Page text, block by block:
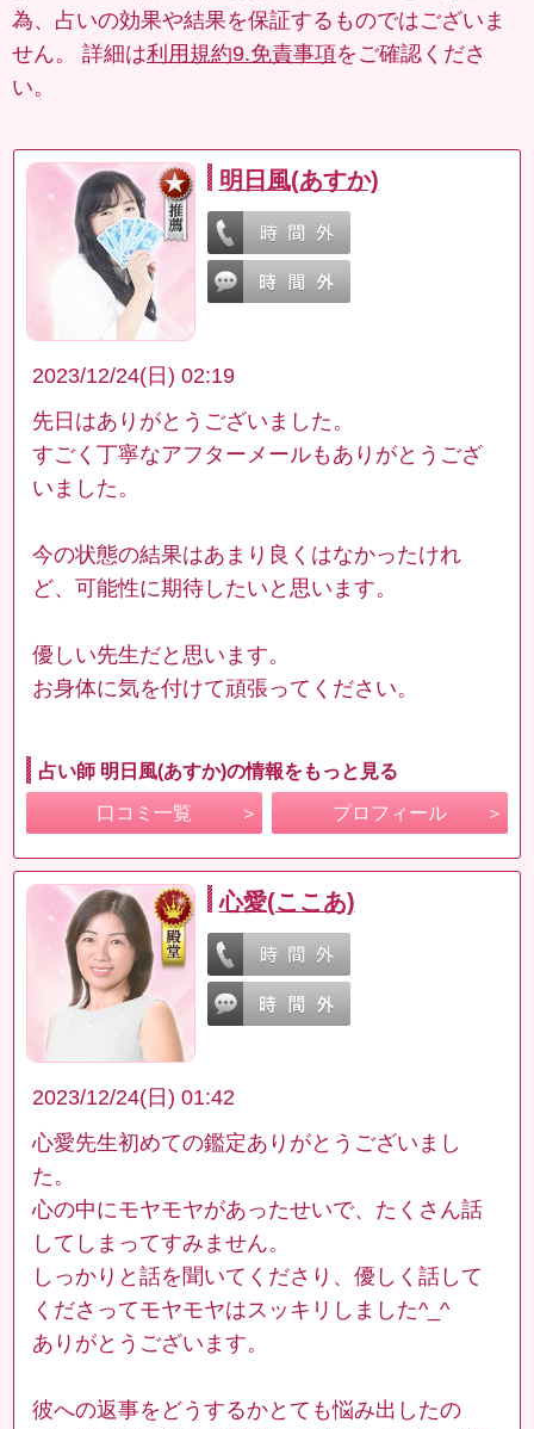
為、占いの効果や結果を保証するものではございま
せん。 詳細は利用規約9.免責事項をご確認くださ
い。
明日風(あすか)
2023/12/24(日) 02:19
先日はありがとうございました。
すごく丁寧なアフターメールもありがとうござ
いました。
今の状態の結果はあまり良くはなかったけれ
ど、可能性に期待したいと思います。
優しい先生だと思います。
お身体に気を付けて頑張ってください。
占い師 明日風(あすか)の情報をもっと見る
口コミ一覧 プロフィール
心愛(ここあ)
2023/12/24(日) 01:42
心愛先生初めての鑑定ありがとうございまし
た。
心の中にモヤモヤがあったせいで、たくさん話
してしまってすみません。
しっかりと話を聞いてくださり、優しく話して
くださってモヤモヤはスッキリしました^_^
ありがとうございます。
彼への返事をどうするかとても悩み出したの